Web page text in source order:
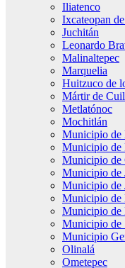
Iliatenco
Ixcateopan
Juchitán
Leonardo
Malinaltepec
Marquelia
Huitzuco de
Mártir de
Metlatónoc
Mochitlán
Municipio de
Municipio de
Municipio de
Municipio de
Municipio de
Municipio de
Municipio de
Municipio de
Municipio
Olinalá
Ometepec